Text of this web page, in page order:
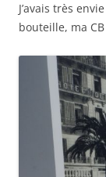
J’avais très
bouteille, ma